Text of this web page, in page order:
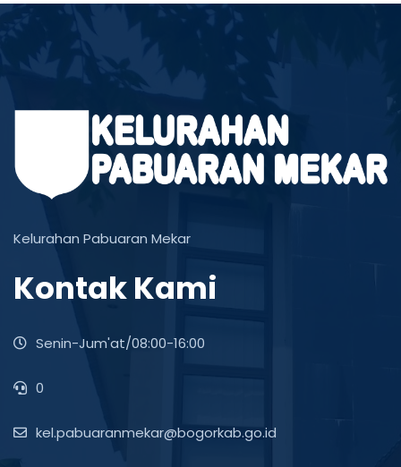
Kelurahan Pabuaran Mekar
Kontak Kami
Senin-Jum'at/08:00-16:00
0
kel.pabuaranmekar@bogorkab.go.id